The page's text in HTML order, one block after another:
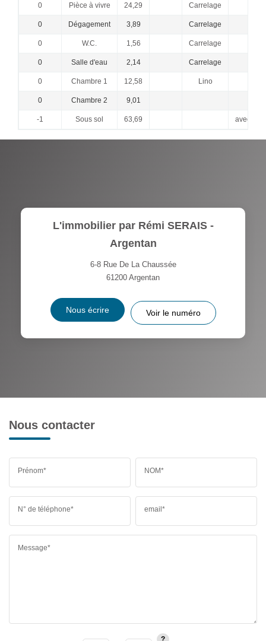
0 Pièce à vivre 24,29 Carrelage
0 Dégagement 3,89 Carrelage
0 W.C. 1,56 Carrelage
0 Salle d'eau 2,14 Carrelage
0 Chambre 1 12,58 Lino
0 Chambre 2 9,01
-1 Sous sol 63,69 avec
L'immobilier par Rémi SERAIS -
Argentan
6-8 Rue De La Chaussée
61200 Argentan
Nous écrire Voir le numéro
Nous contacter
Prénom* NOM*
N° de téléphone* email*
Message*